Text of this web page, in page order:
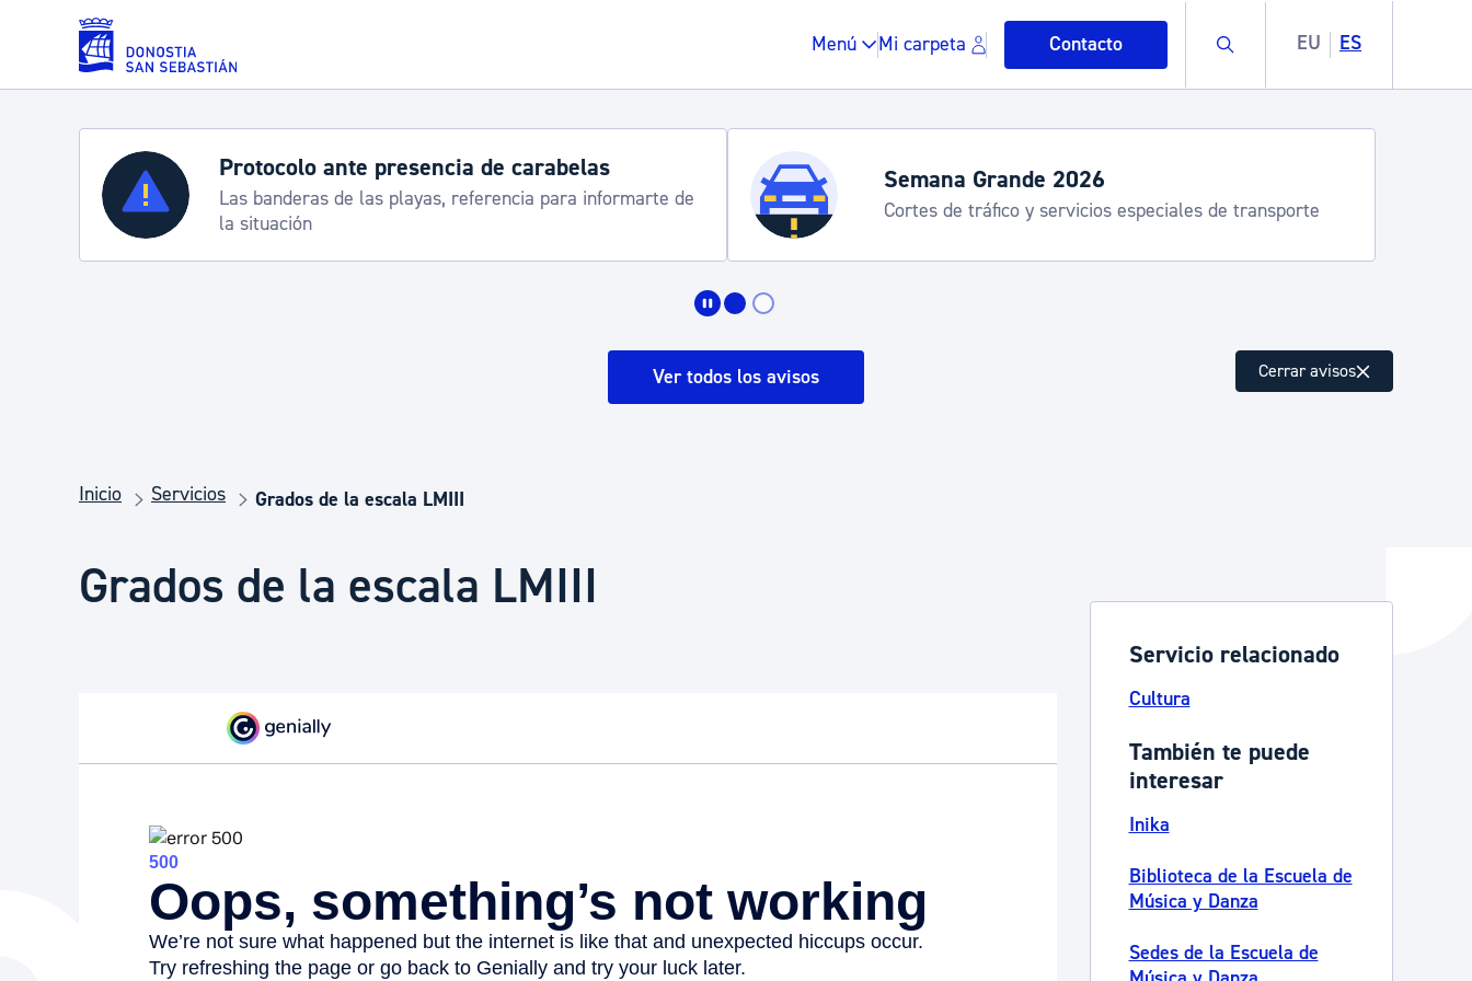
Saltar al contenido principal
Menú Mi carpeta Contacto Buscar EU ES
Servicios
Padrón y asuntos personales
Espacio público, residuos y medioambiente
Seguridad ciudadana y emergencias
Salud Pública, animales y consumo
Participación ciudadana y asociacionismo
Deporte
Protocolo ante presencia de carabelas
Las banderas de las playas, referencia para informarte de
la situación
Semana Grande 2026
Cortes de tráfico y servicios especiales de transporte
Ver todos los avisos Cerrar avisos
Inicio Servicios Grados de la escala LMIII
Grados de la escala LMIII
Servicio relacionado
Cultura
También te puede
interesar
Inika
Biblioteca de la Escuela de
Música y Danza
Sedes de la Escuela de